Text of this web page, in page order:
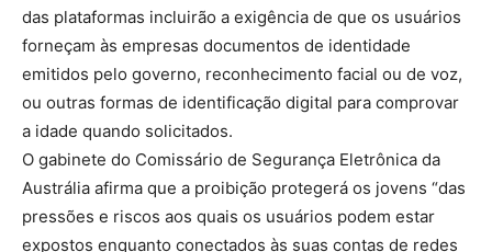
das plataformas incluirão a exigência de que os usuários
forneçam às empresas documentos de identidade
emitidos pelo governo, reconhecimento facial ou de voz,
ou outras formas de identificação digital para comprovar
a idade quando solicitados.
O gabinete do Comissário de Segurança Eletrônica da
Austrália afirma que a proibição protegerá os jovens “das
pressões e riscos aos quais os usuários podem estar
expostos enquanto conectados às suas contas de redes